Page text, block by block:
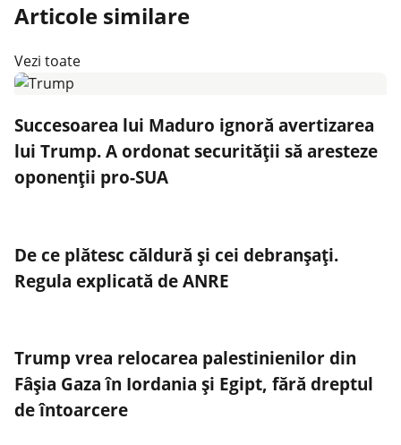
Articole similare
Vezi toate
Succesoarea lui Maduro ignoră avertizarea
lui Trump. A ordonat securității să aresteze
oponenții pro-SUA
De ce plătesc căldură și cei debranșați.
Regula explicată de ANRE
Trump vrea relocarea palestinienilor din
Fâșia Gaza în Iordania și Egipt, fără dreptul
de întoarcere